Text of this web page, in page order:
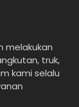
melakukan
truk,
kami selalu